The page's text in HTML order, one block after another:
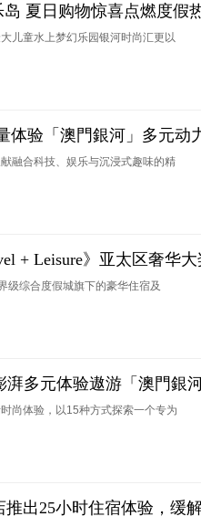
岛 夏日购物惊喜点燃度假
儿童水上梦幻乐园银河时尚汇更以
体验「澳門銀河」多元动
融合科技、娱乐与沉浸式趣味的精
+ Leisure》亚太区奢华
级综合度假城旗下的豪华住宿及
多元体验遨游「澳門銀
尚体验，以15种方式探索一个专为
出25小时住宿体验，缓